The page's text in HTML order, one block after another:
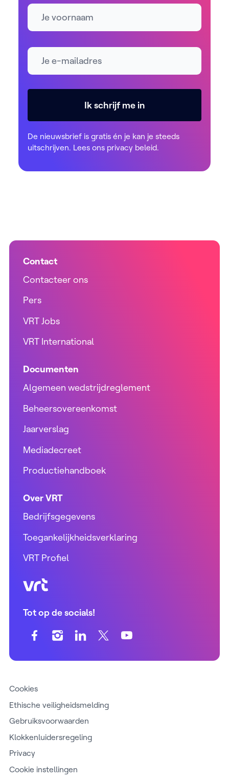
Naam
E-mailadres *
Ik schrijf me in
De nieuwsbrief is gratis én je kan je steeds
uitschrijven. Lees ons privacy beleid.
Contact
Contacteer ons
Pers
VRT Jobs
VRT International
Documenten
Algemeen wedstrijdreglement
Beheersovereenkomst
Jaarverslag
Mediadecreet
Productiehandboek
Over VRT
Bedrijfsgegevens
Toegankelijkheidsverklaring
VRT Profiel
VRT (home)
Tot op de socials!
Cookies
Ethische veiligheidsmelding
Gebruiksvoorwaarden
Klokkenluidersregeling
Privacy
Cookie instellingen